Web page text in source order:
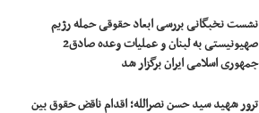
نشست نخبگانی بررسی ابعاد حقوقی حمله رژیم
صهیونیستی به لبنان و عملیات وعده صادق2
جمهوری اسلامی ایران برگزار شد
ترور شهید سید حسن نصرالله؛ اقدام ناقض حقوق بین